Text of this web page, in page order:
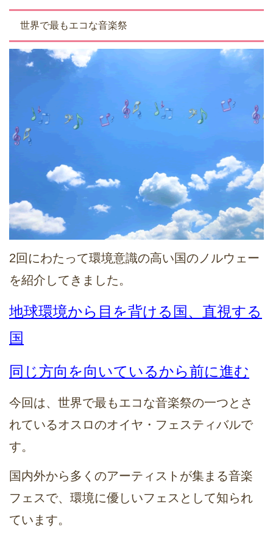
世界で最もエコな音楽祭
2回にわたって環境意識の高い国のノルウェー
を紹介してきました。
地球環境から目を背ける国、直視する
国
同じ方向を向いているから前に進む
今回は、世界で最もエコな音楽祭の一つとさ
れているオスロのオイヤ・フェスティバルで
す。
国内外から多くのアーティストが集まる音楽
フェスで、環境に優しいフェスとして知られ
ています。